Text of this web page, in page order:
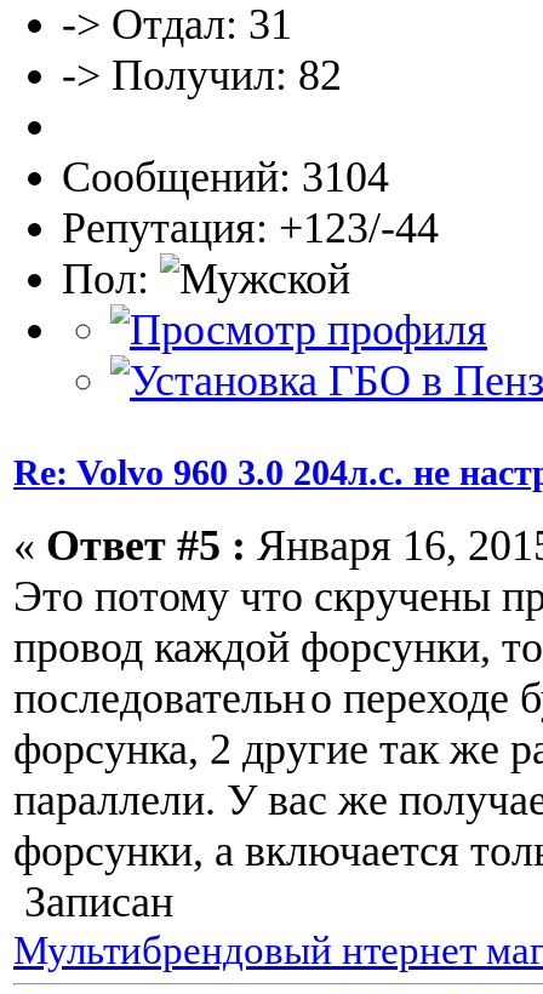
-> Отдал: 31
-> Получил: 82
Сообщений: 3104
Репутация: +123/-44
Пол:
Re: Volvo 960 3.0 204л.с. не
« Ответ #5 : Января 16,
Это потому что скручены
провод каждой форсунки,
последовательно переходе
форсунка, 2 другие так же
параллели. У вас же
форсунки, а включается
Записан
Мультибрендовый нтернет